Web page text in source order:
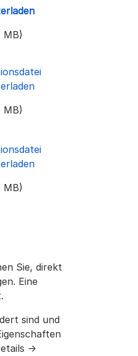
MB)
MB)
MB)
Sie, direkt
Eine
sind und
→